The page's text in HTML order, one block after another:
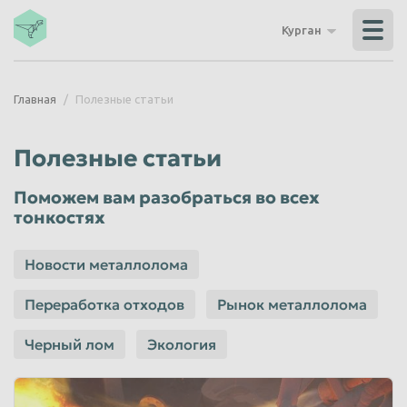
Владикавказ
Волгоград
Воронеж
Иваново Ижевск
Иркутск Йошкар-Ола
Калуга
Кемерово Керчь
Красногорск Краснодар
Курган
Главная Полезные статьи
Полезные статьи
Поможем вам разобраться во всех
тонкостях
Новости металлолома
Переработка отходов Рынок металлолома
Черный лом Экология